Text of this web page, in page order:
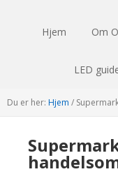
Hjem Om
LED
Du er her: Hjem /